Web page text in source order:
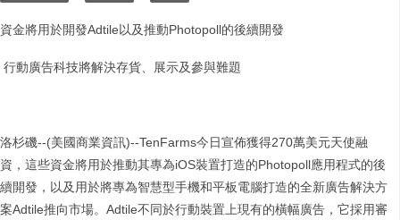
資金將用於開發Adtile以及推動Photopoll的後續開發
行動廣告科技將解決存貨、展示及參與難題
洛杉磯--(美國商業資訊)--TenFarms今日宣佈獲得270萬美元天使融
資，這些資金將用於推動其專為iOS裝置打造的Photopoll應用程式的後
續開發，以及用於將專為智慧型手機和平板電腦打造的全新廣告解決方
案Adtile推向市場。Adtile不同於行動裝置上現有的橫幅廣告，它採用審